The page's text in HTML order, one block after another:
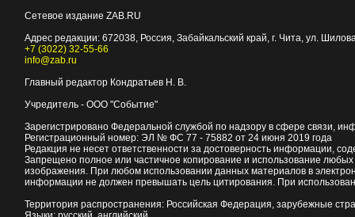
Сетевое издание ZAB.RU
Адрес редакции: 672038, Россия, Забайкальский край, г. Чита, ул.
+7 (3022) 32-55-66
info@zab.ru
Главный редактор Кондратьев Н. В.
Учредитель - ООО "Событие"
Зарегистрировано Федеральной службой по надзору в сфере связи,
Регистрационный номер: ЭЛ № ФС 77 - 75882 от 24 июня 2019 года
Редакция не несет ответственности за достоверность информации,
Запрещено полное или частичное копирование и использование
изображения. При любом использовании данных материалов в
информации не должен превышать цель цитирования. При
Территория распространения: Российская Федерация, зарубежные